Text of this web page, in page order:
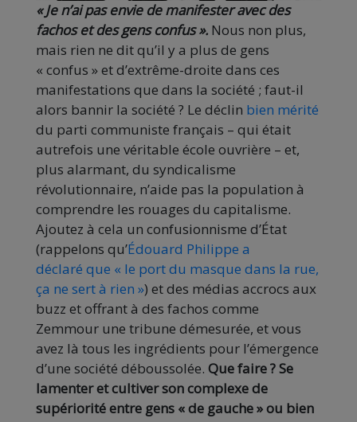
« Je n’ai pas envie de manifester avec des
fachos et des gens confus ». Nous non plus,
mais rien ne dit qu’il y a plus de gens
« confus » et d’extrême-droite dans ces
manifestations que dans la société ; faut-il
alors bannir la société ? Le déclin bien mérité
du parti communiste français – qui était
autrefois une véritable école ouvrière – et,
plus alarmant, du syndicalisme
révolutionnaire, n’aide pas la population à
comprendre les rouages du capitalisme.
Ajoutez à cela un confusionnisme d’État
(rappelons qu’Édouard Philippe a
déclaré que « le port du masque dans la rue,
ça ne sert à rien ») et des médias accrocs aux
buzz et offrant à des fachos comme
Zemmour une tribune démesurée, et vous
avez là tous les ingrédients pour l’émergence
d’une société déboussolée. Que faire ? Se
lamenter et cultiver son complexe de
supériorité entre gens « de gauche » ou bien